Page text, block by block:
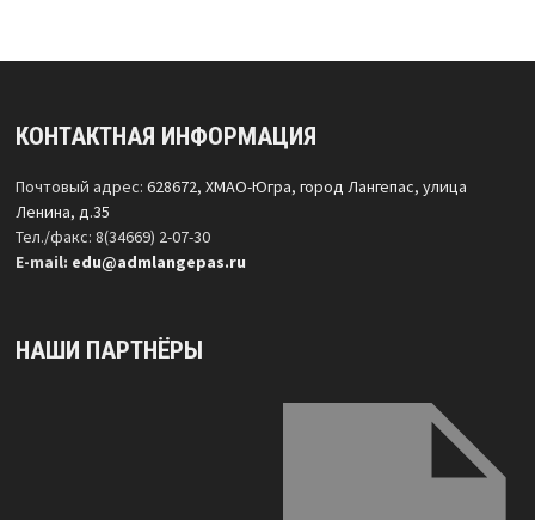
КОНТАКТНАЯ ИНФОРМАЦИЯ
Почтовый адрес: 628672, ХМАО-Югра, город Лангепас, улица
Ленина, д.35
Тел./факс: 8(34669) 2-07-30
Е-mail: edu@admlangepas.ru
НАШИ ПАРТНЁРЫ